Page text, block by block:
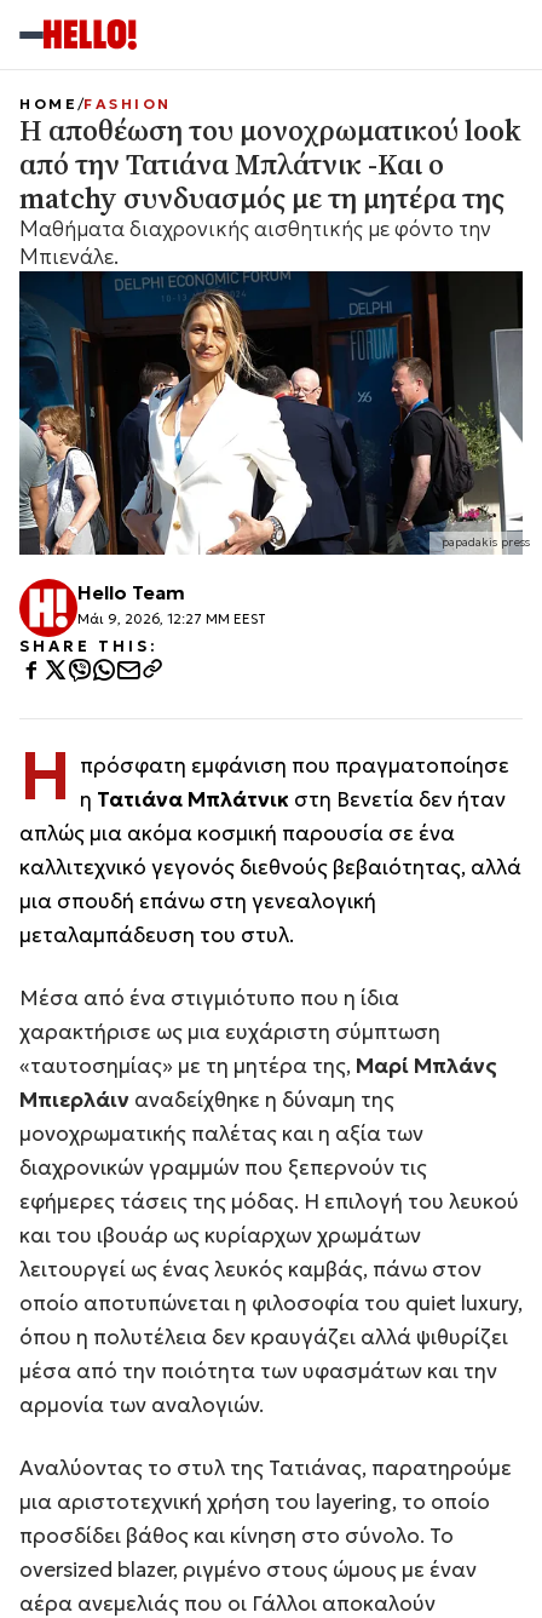
papadakis press
HOME FASHION
Η αποθέωση του μονοχρωματικού look
από την Τατιάνα Μπλάτνικ -Και ο
matchy συνδυασμός με τη μητέρα της
Mαθήματα διαχρονικής αισθητικής με φόντο την
Μπιενάλε.
Hello Team
Μάι 9, 2026, 12:27 ΜΜ EEST
SHARE THIS:
Η πρόσφατη εμφάνιση που πραγματοποίησε
η Τατιάνα Μπλάτνικ στη Βενετία δεν ήταν
απλώς μια ακόμα κοσμική παρουσία σε ένα
καλλιτεχνικό γεγονός διεθνούς βεβαιότητας, αλλά
μια σπουδή επάνω στη γενεαλογική
μεταλαμπάδευση του στυλ.
Μέσα από ένα στιγμιότυπο που η ίδια
χαρακτήρισε ως μια ευχάριστη σύμπτωση
«ταυτοσημίας» με τη μητέρα της, Μαρί Μπλάνς
Μπιερλάιν αναδείχθηκε η δύναμη της
μονοχρωματικής παλέτας και η αξία των
διαχρονικών γραμμών που ξεπερνούν τις
εφήμερες τάσεις της μόδας. Η επιλογή του λευκού
και του ιβουάρ ως κυρίαρχων χρωμάτων
λειτουργεί ως ένας λευκός καμβάς, πάνω στον
οποίο αποτυπώνεται η φιλοσοφία του quiet luxury,
όπου η πολυτέλεια δεν κραυγάζει αλλά ψιθυρίζει
μέσα από την ποιότητα των υφασμάτων και την
αρμονία των αναλογιών.
Αναλύοντας το στυλ της Τατιάνας, παρατηρούμε
μια αριστοτεχνική χρήση του layering, το οποίο
προσδίδει βάθος και κίνηση στο σύνολο. Το
oversized blazer, ριγμένο στους ώμους με έναν
αέρα ανεμελιάς που οι Γάλλοι αποκαλούν